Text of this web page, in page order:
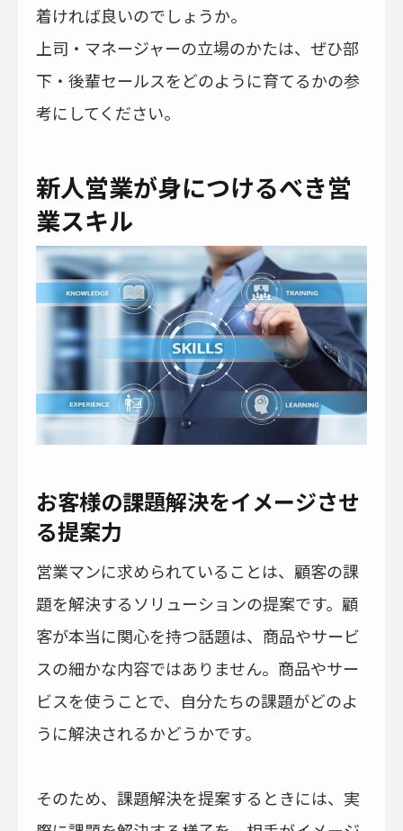
着ければ良いのでしょうか。
上司・マネージャーの立場のかたは、ぜひ部
下・後輩セールスをどのように育てるかの参
考にしてください。
新人営業が身につけるべき営
業スキル
お客様の課題解決をイメージさせ
る提案力
営業マンに求められていることは、顧客の課
題を解決するソリューションの提案です。顧
客が本当に関心を持つ話題は、商品やサービ
スの細かな内容ではありません。商品やサー
ビスを使うことで、自分たちの課題がどのよ
うに解決されるかどうかです。
そのため、課題解決を提案するときには、実